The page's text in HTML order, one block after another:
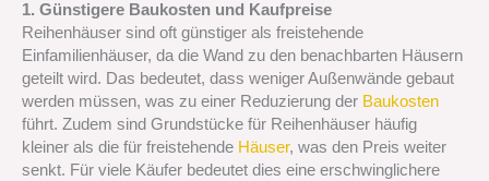
1. Günstigere Baukosten und Kaufpreise
Reihenhäuser sind oft günstiger als freistehende
Einfamilienhäuser, da die Wand zu den benachbarten Häusern
geteilt wird. Das bedeutet, dass weniger Außenwände gebaut
werden müssen, was zu einer Reduzierung der Baukosten
führt. Zudem sind Grundstücke für Reihenhäuser häufig
kleiner als die für freistehende Häuser, was den Preis weiter
senkt. Für viele Käufer bedeutet dies eine erschwinglichere